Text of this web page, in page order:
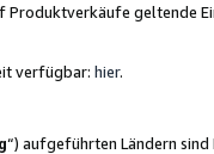
geltende
verfügbar: hier.
“) aufgeführten Ländern